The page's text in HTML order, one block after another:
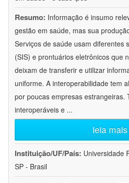
Resumo: Informação é insumo
gestão em saúde, mas sua
Serviços de saúde usam diferentes
(SIS) e prontuários eletrônicos que
deixam de transferir e utilizar
uniforme. A interoperabilidade tem
por poucas empresas estrangeiras.
interoperáveis e ...
leia mais
Instituição/UF/País: Universidade
SP - Brasil